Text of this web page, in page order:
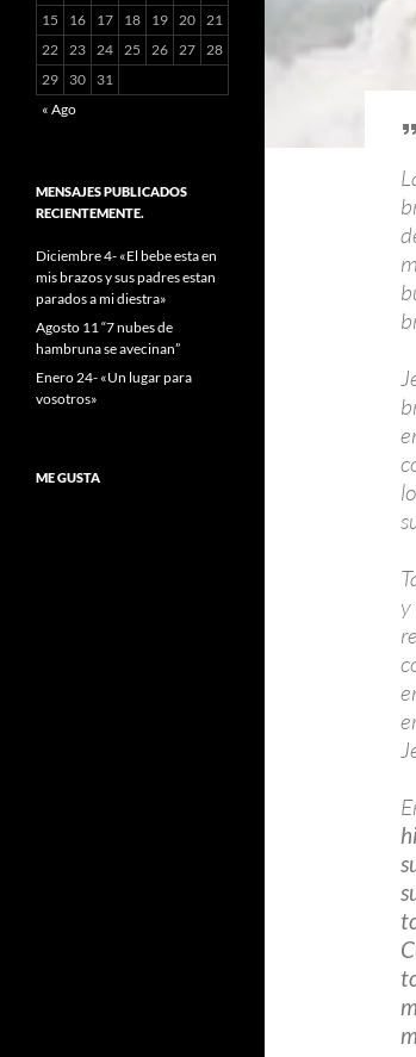
15
16 17 18 19 20 21
22 23 24 25 26 27 28
29
30
31
« Ago
MENSAJES PUBLICADOS
RECIENTEMENTE.
Diciembre 4- «El bebe esta en
mis brazos y sus padres estan
parados a mi diestra»
Agosto 11 “7 nubes de
hambruna se avecinan”
Enero 24- «Un lugar para
vosotros»
ME GUSTA